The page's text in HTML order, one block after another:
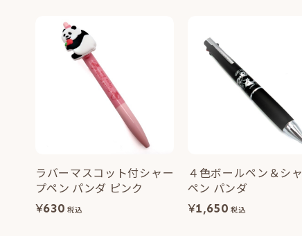
ラバーマスコット付シャー
プペン パンダ ピンク
¥630 税込
４色ボールペン＆シ
ペン パンダ
¥1,650 税込